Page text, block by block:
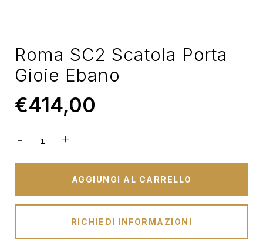
Roma SC2 Scatola Porta
Gioie Ebano
€414,00
AGGIUNGI AL CARRELLO
RICHIEDI INFORMAZIONI